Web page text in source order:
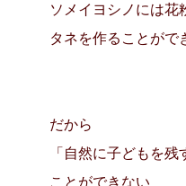
ソメイヨシノには花
タネを作ることがで
だから
「自然に子どもを残
ことができない